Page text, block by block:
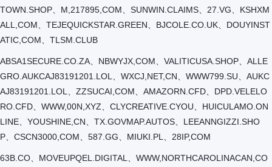
TOWN.SHOP、M,217895,COM、SUNWIN.CLAIMS、27.VG、KSHXM
ALL,COM、TEJEQUICKSTAR.GREEN、BJCOLE.CO.UK、DOUYINST
ATIC,COM、TLSM.CLUB
ABSA1SECURE.CO.ZA、NBWYJX,COM、VALITICUSA.SHOP、ALLE
GRO.AUKCAJ83191201.LOL、WXCJ,NET,CN、WWW799.SU、AUKC
AJ83191201.LOL、ZZSUCAI,COM、AMAZORN.CFD、DPD.VELELO
RO.CFD、WWW,00N,XYZ、CLYCREATIVE.CYOU、HUICULAMO.ON
LINE、YOUSHINE,CN、TX.GOVMAP.AUTOS、LEEANNGIZZI.SHO
P、CSCN3000,COM、587.GG、MIUKI.PL、28IP,COM
63B.CO、MOVEUPQEL.DIGITAL、WWW,NORTHCAROLINACAN,CO